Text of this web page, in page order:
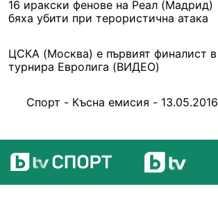
16 иракски фенове на Реал (Мадрид)
бяха убити при терористична атака
ЦСКА (Москва) е първият финалист в
турнира Евролига (ВИДЕО)
Спорт - Късна емисия - 13.05.2016